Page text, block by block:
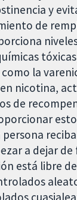
y
de
la
nicotina,
de
persona
a dejar
está libre